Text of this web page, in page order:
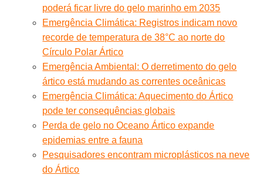
poderá ficar livre do gelo marinho em 2035
Emergência Climática: Registros indicam novo
recorde de temperatura de 38°C ao norte do
Círculo Polar Ártico
Emergência Ambiental: O derretimento do gelo
ártico está mudando as correntes oceânicas
Emergência Climática: Aquecimento do Ártico
pode ter consequências globais
Perda de gelo no Oceano Ártico expande
epidemias entre a fauna
Pesquisadores encontram microplásticos na neve
do Ártico